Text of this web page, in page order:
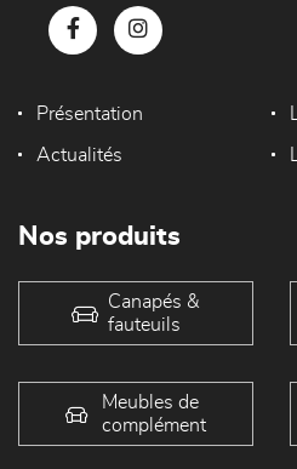
Présentation
Actualités
Nos produits
Canapés &
fauteuils
Meubles de
complément